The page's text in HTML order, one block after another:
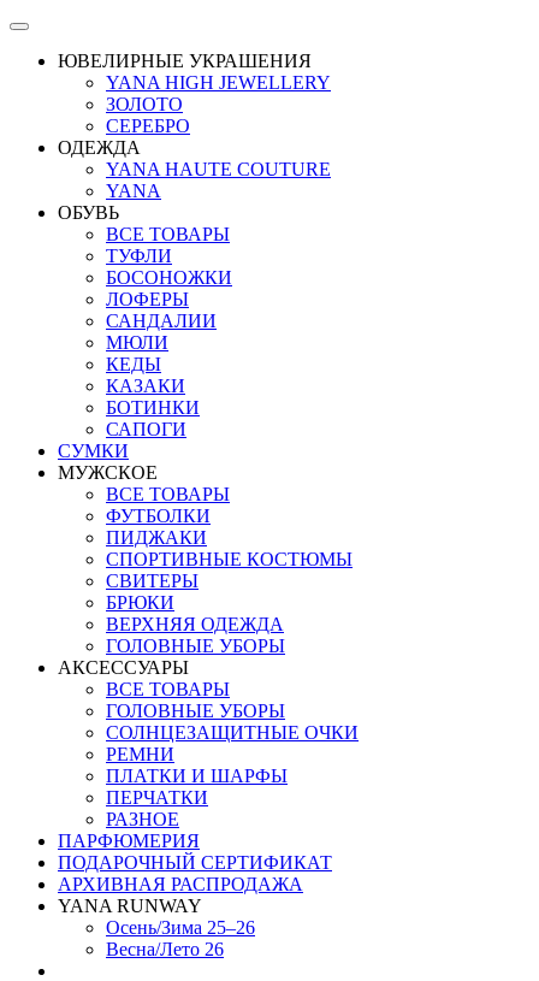
ЮВЕЛИРНЫЕ УКРАШЕНИЯ
YANA HIGH JEWELLERY
ЗОЛОТО
СЕРЕБРО
ОДЕЖДА
YANA HAUTE COUTURE
YANA
ОБУВЬ
ВСЕ ТОВАРЫ
ТУФЛИ
БОСОНОЖКИ
ЛОФЕРЫ
САНДАЛИИ
МЮЛИ
КЕДЫ
КАЗАКИ
БОТИНКИ
САПОГИ
СУМКИ
МУЖСКОЕ
ВСЕ ТОВАРЫ
ФУТБОЛКИ
ПИДЖАКИ
СПОРТИВНЫЕ КОСТЮМЫ
СВИТЕРЫ
БРЮКИ
ВЕРХНЯЯ ОДЕЖДА
ГОЛОВНЫЕ УБОРЫ
АКСЕССУАРЫ
ВСЕ ТОВАРЫ
ГОЛОВНЫЕ УБОРЫ
СОЛНЦЕЗАЩИТНЫЕ ОЧКИ
РЕМНИ
ПЛАТКИ И ШАРФЫ
ПЕРЧАТКИ
РАЗНОЕ
ПАРФЮМЕРИЯ
ПОДАРОЧНЫЙ СЕРТИФИКАТ
АРХИВНАЯ РАСПРОДАЖА
YANA RUNWAY
Осень/Зима 25–26
Весна/Лето 26